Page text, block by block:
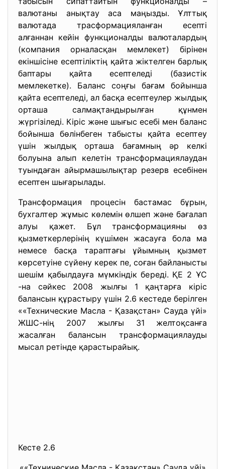
валютаны анықтау аса маңызды. Ұлттық
валютада трасформацияланған есепті
алғаннан кейін функционалды валюталардың
(компания орналасқан мемлекет) бірінен
екіншісіне есептіліктің қайта жіктелген барлық
баптары қайта есептеледі (базистік
мемлекетке). Баланс соңғы бағам бойынша
қайта есептеледі, ал басқа есептеулер жылдық
орташа салмақтандырылған құнмен
жүргізіледі. Кіріс және шығыс есебі мен баланс
бойынша бөлінбеген табысты қайта есептеу
үшін жылдық орташа бағамның әр келкі
болуына алып келетін трансформациялаудан
туындаған айырмашылықтар резерв есебінен
есептен шығарылады.
Трансформация процесін бастамас бұрын,
бухгалтер жұмыс көлемін өлшеп және бағалап
алуы қажет. Бұл трансформацияны өз
қызметкерлерінің күшімен жасауға бола ма
немесе басқа тараптағы ұйымның қызмет
көрсетуіне сүйену керек пе, соған байланысты
шешім қабылдауға мүмкіндік береді. ҚЕ 2 ҰС
-на сәйкес 2008 жылғы 1 қаңтарға кіріс
балансын құрастыру үшін 2.6 кестеде берілген
««Технические Масла - Қазақстан» Сауда үйі»
ЖШС-нің 2007 жылғы 31 желтоқсанға
жасалған балансын трансформациялауды
мысал ретінде қарастырайық.
Кесте 2.6